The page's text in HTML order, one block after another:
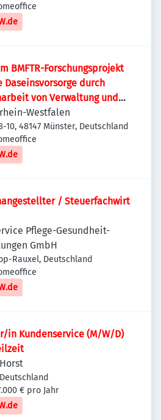
BMFTR-Forschungsprojekt
Daseinsvorsorge durch
von Verwaltung und
(Bildungsbereich)
Westfalen
10, 48147 Münster, Deutschland
/ Steuerfachwirt
Pflege-Gesundheit-
GmbH
Rauxel, Deutschland
in Kundenservice (M/W/D)
€ pro Jahr